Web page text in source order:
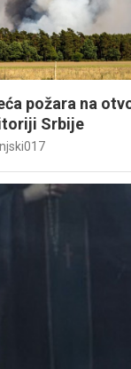
požara na
Srbije